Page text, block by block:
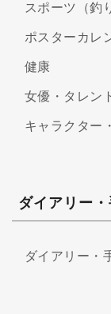
スポーツ（釣
ポスターカレ
健康
女優・タレン
キャラクター
ダイアリー
ダイアリー・